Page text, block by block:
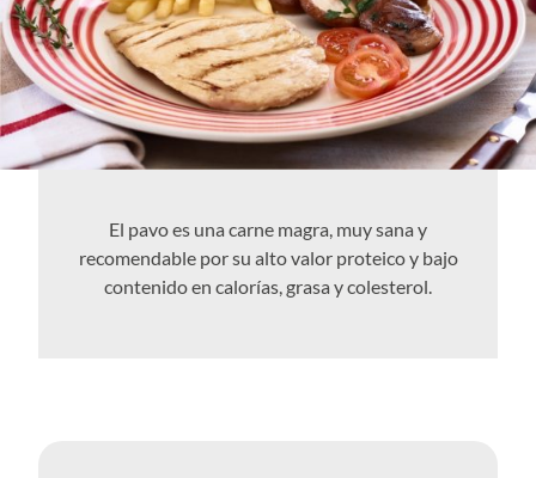
El pavo es una carne magra, muy sana y
recomendable por su alto valor proteico y bajo
contenido en calorías, grasa y colesterol.